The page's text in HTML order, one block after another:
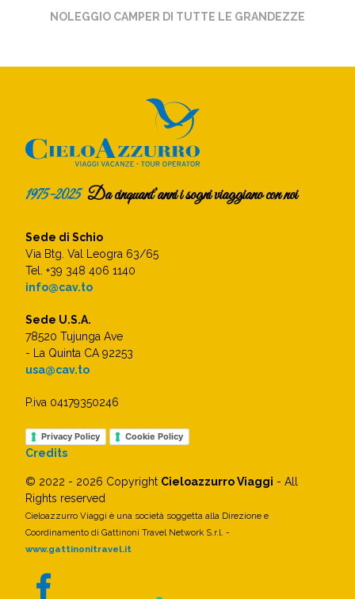
NOLEGGIO CAMPER DI TUTTE LE GRANDEZZE
1975-2025Da cinquant’anni i sogni viaggiano con noi
Sede di Schio
Via Btg. Val Leogra 63/65
Tel. +39 348 406 1140
info@cav.to
Sede U.S.A.
78520 Tujunga Ave
- La Quinta CA 92253
usa@cav.to
P.iva 04179350246
Privacy Policy Cookie Policy
Credits
© 2022 - 2026 Copyright Cieloazzurro Viaggi - All
Rights reserved
Cieloazzurro Viaggi è una società soggetta alla Direzione e
Coordinamento di Gattinoni Travel Network S.r.l. -
www.gattinonitravel.it